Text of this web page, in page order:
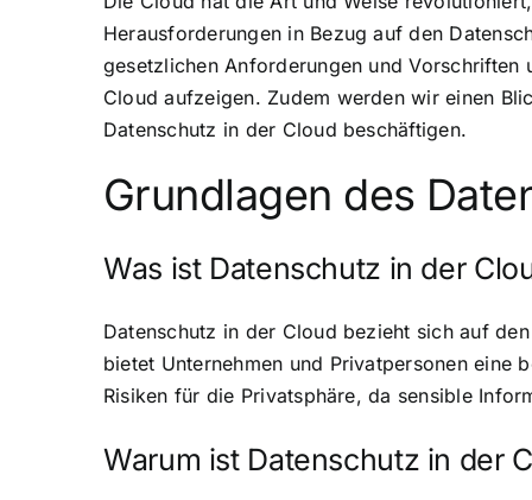
Herausforderungen in Bezug auf den
gesetzlichen Anforderungen und Vorschriften
Cloud aufzeigen. Zudem werden wir einen
Datenschutz in der Cloud beschäftigen.
Grundlagen des
Was ist Datenschutz in der
Datenschutz in der Cloud bezieht sich auf
bietet Unternehmen und Privatpersonen
Risiken für die Privatsphäre, da sensible
Warum ist Datenschutz in der